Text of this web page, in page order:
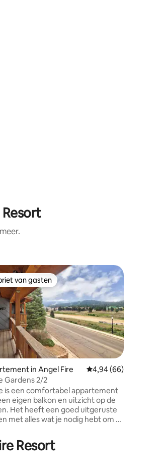
van 4,99 op 5, 136 recensies
van gasten
van gasten
in Angel Fire Gemiddelde
4,94 (66)
Gardens 2/2
is een comfortabel appartement
eigen balkon en uitzicht op de
met alles wat je nodig hebt om te
's met Roku-
badkamer heeftResort